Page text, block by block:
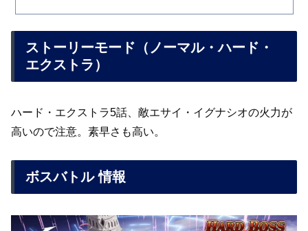
ストーリーモード（ノーマル・ハード・
エクストラ）
ハード・エクストラ5話、敵エサイ・イグナシオの火力が
高いので注意。素早さも高い。
ボスバトル 情報